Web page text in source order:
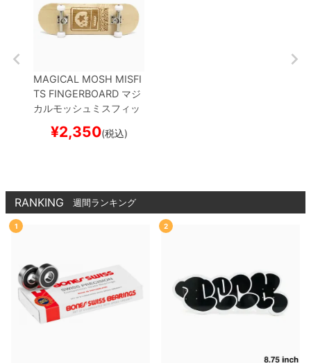
MAGICAL MOSH MISFI
TS FINGERBOARD マジ
カルモッシュミスフィッ
スケLOGOスケートボ
¥2,350(税込)
RANKING 週間ランキング
1 2